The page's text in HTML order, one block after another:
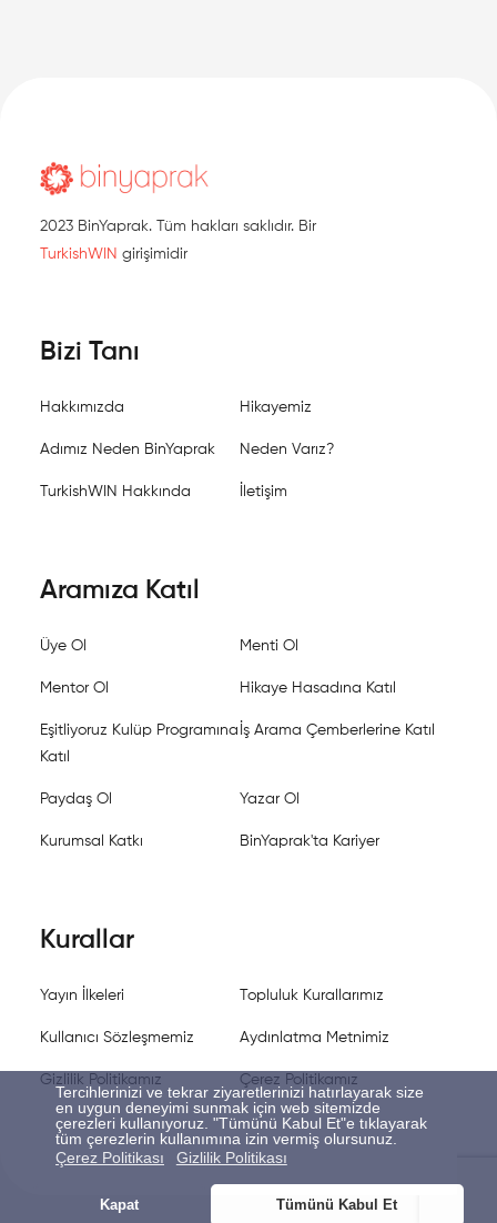
Tercihlerinizi ve tekrar ziyaretlerinizi hatırlayarak size
en uygun deneyimi sunmak için web sitemizde
çerezleri kullanıyoruz. "Tümünü Kabul Et"e tıklayarak
tüm çerezlerin kullanımına izin vermiş olursunuz.
Çerez Politikası
Gizlilik Politikası
Kapat Tümünü Kabul Et
2023 BinYaprak. Tüm hakları saklıdır. Bir
TurkishWIN girişimidir
Bizi Tanı
Hakkımızda Hikayemiz
Adımız Neden BinYaprak Neden Varız?
TurkishWIN Hakkında İletişim
Aramıza Katıl
Üye Ol Menti Ol
Mentor Ol Hikaye Hasadına Katıl
Eşitliyoruz Kulüp Programına
Katıl
İş Arama Çemberlerine Katıl
Paydaş Ol Yazar Ol
Kurumsal Katkı BinYaprak'ta Kariyer
Kurallar
Yayın İlkeleri Topluluk Kurallarımız
Kullanıcı Sözleşmemiz Aydınlatma Metnimiz
Gizlilik Politikamız Çerez Politikamız